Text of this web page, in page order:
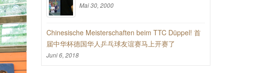
Mai 30, 2000
Chinesische Meisterschaften beim TTC Düppel! 首
届中华杯德国华人乒乓球友谊赛马上开赛了
Juni 6, 2018